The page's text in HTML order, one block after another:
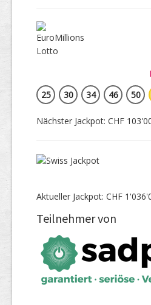
25
30 34 46 50
Nächster Jackpot: CHF
Aktueller Jackpot: CHF
Teilnehmer von